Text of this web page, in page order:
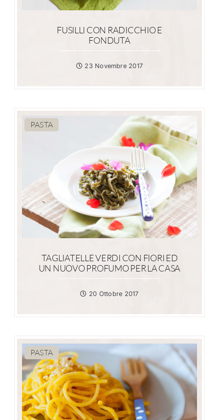
FUSILLI CON RADICCHIO E
FONDUTA
23 Novembre 2017
PASTA
TAGLIATELLE VERDI CON FIORI ED
UN NUOVO PROFUMO PER LA CASA
20 Ottobre 2017
PASTA